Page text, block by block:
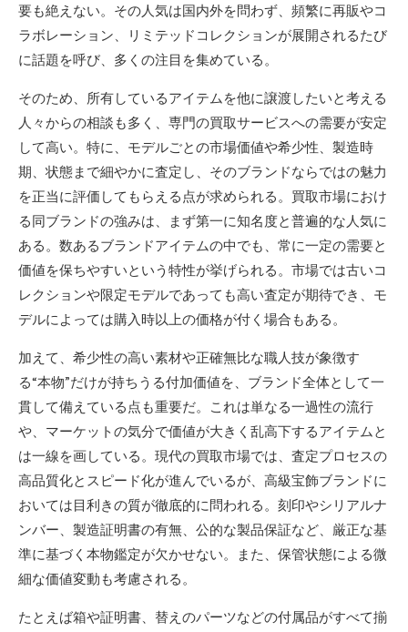
要も絶えない。その人気は国内外を問わず、頻繁に再販やコ
ラボレーション、リミテッドコレクションが展開されるたび
に話題を呼び、多くの注目を集めている。
そのため、所有しているアイテムを他に譲渡したいと考える
人々からの相談も多く、専門の買取サービスへの需要が安定
して高い。特に、モデルごとの市場価値や希少性、製造時
期、状態まで細やかに査定し、そのブランドならではの魅力
を正当に評価してもらえる点が求められる。買取市場におけ
る同ブランドの強みは、まず第一に知名度と普遍的な人気に
ある。数あるブランドアイテムの中でも、常に一定の需要と
価値を保ちやすいという特性が挙げられる。市場では古いコ
レクションや限定モデルであっても高い査定が期待でき、モ
デルによっては購入時以上の価格が付く場合もある。
加えて、希少性の高い素材や正確無比な職人技が象徴す
る“本物”だけが持ちうる付加価値を、ブランド全体として一
貫して備えている点も重要だ。これは単なる一過性の流行
や、マーケットの気分で価値が大きく乱高下するアイテムと
は一線を画している。現代の買取市場では、査定プロセスの
高品質化とスピード化が進んでいるが、高級宝飾ブランドに
おいては目利きの質が徹底的に問われる。刻印やシリアルナ
ンバー、製造証明書の有無、公的な製品保証など、厳正な基
準に基づく本物鑑定が欠かせない。また、保管状態による微
細な価値変動も考慮される。
たとえば箱や証明書、替えのパーツなどの付属品がすべて揃